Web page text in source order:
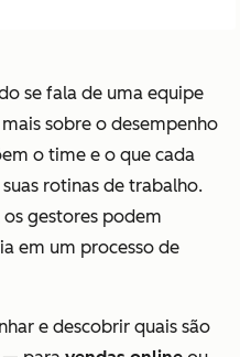
se fala de uma equipe
sobre o desempenho
o time e o que cada
rotinas de trabalho.
os gestores podem
em um processo de
e descobrir quais são